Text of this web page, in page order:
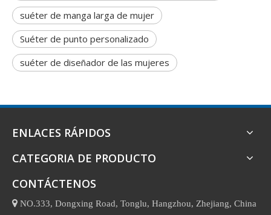
suéter de manga larga de mujer
Suéter de punto personalizado
suéter de diseñador de las mujeres
ENLACES RÁPIDOS
CATEGORIA DE PRODUCTO
CONTÁCTENOS
 NO.333, Dongxing Road, Tonglu, Hangzhou, Zhejiang, China